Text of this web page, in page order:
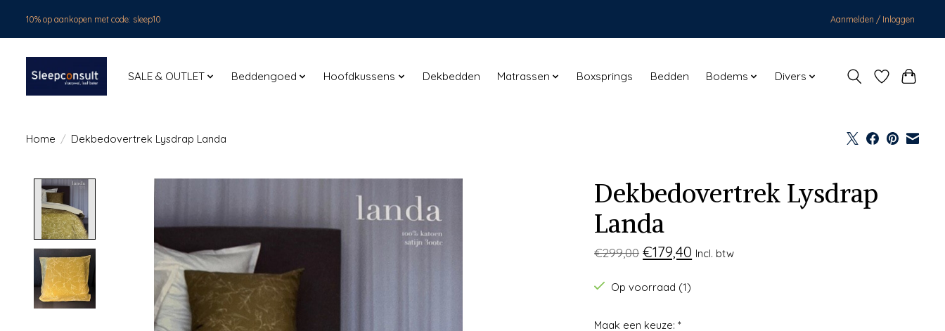
10% op aankopen met code: sleep10 Aanmelden / Inloggen
SALE & OUTLET Beddengoed Hoofdkussens Dekbedden Matrassen Boxsprings Bedden Bodems Divers
Home / Dekbedovertrek Lysdrap Landa
Product image slideshow Items
Dekbedovertrek Lysdrap
Landa
€299,00 €179,40 Incl. btw
Op voorraad (1)
Maak een keuze:*